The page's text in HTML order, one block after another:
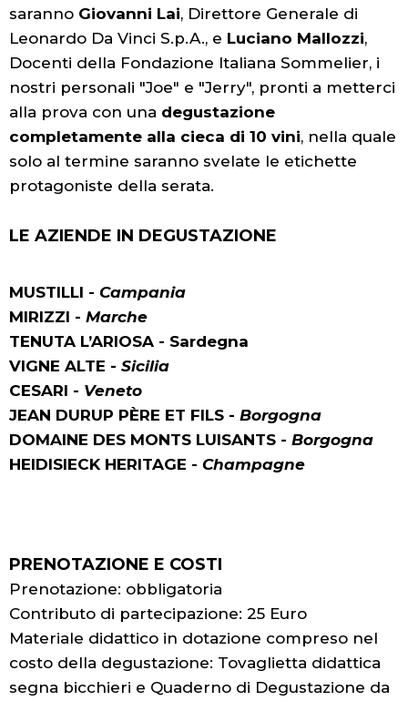
saranno Giovanni Lai, Direttore Generale di
Leonardo Da Vinci S.p.A., e Luciano Mallozzi,
Docenti della Fondazione Italiana Sommelier, i
nostri personali "Joe" e "Jerry", pronti a metterci
alla prova con una degustazione
completamente alla cieca di 10 vini, nella quale
solo al termine saranno svelate le etichette
protagoniste della serata.
LE AZIENDE IN DEGUSTAZIONE
MUSTILLI - Campania
MIRIZZI - Marche
TENUTA L’ARIOSA - Sardegna
VIGNE ALTE - Sicilia
CESARI - Veneto
JEAN DURUP PÈRE ET FILS - Borgogna
DOMAINE DES MONTS LUISANTS - Borgogna
HEIDISIECK HERITAGE - Champagne
PRENOTAZIONE E COSTI
Prenotazione: obbligatoria
Contributo di partecipazione: 25 Euro
Materiale didattico in dotazione compreso nel
costo della degustazione: Tovaglietta didattica
segna bicchieri e Quaderno di Degustazione da